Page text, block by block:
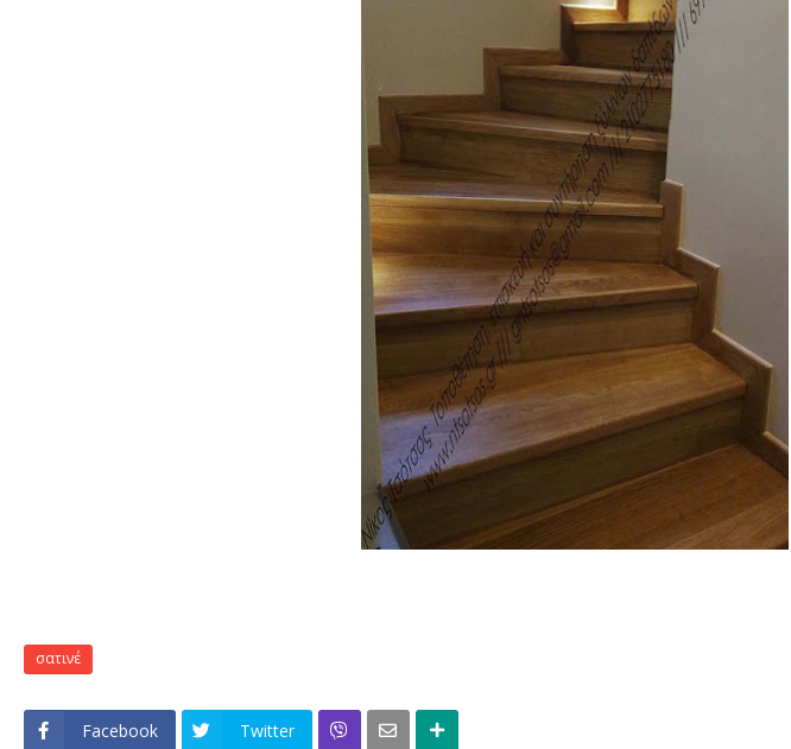
σατινέ
Facebook Twitter